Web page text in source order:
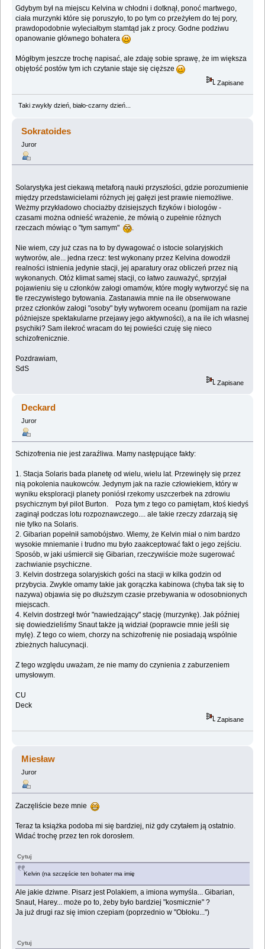
Gdybym był na miejscu Kelvina w chłodni i dotknął, ponoć martwego,
ciała murzynki które się poruszyło, to po tym co przeżyłem do tej pory,
prawdopodobnie wyleciałbym stamtąd jak z procy. Godne podziwu
opanowanie głównego bohatera
Mógłbym jeszcze trochę napisać, ale zdaję sobie sprawę, że im większa
objętość postów tym ich czytanie staje się cięższe
Zapisane
Taki zwykły dzień, biało-czarny dzień...
Sokratoides
Juror
Solarystyka jest ciekawą metaforą nauki przyszłości, gdzie porozumienie
między przedstawicielami różnych jej gałęzi jest prawie niemożliwe.
Weżmy przykładowo chociażby dzisiejszych fizyków i biologów -
czasami można odnieść wrażenie, że mówią o zupełnie różnych
rzeczach mówiąc o "tym samym"
Nie wiem, czy już czas na to by dywagować o istocie solaryjskich
wytworów, ale... jedna rzecz: test wykonany przez Kelvina dowodził
realności istnienia jedynie stacji, jej aparatury oraz obliczeń przez nią
wykonanych. Otóż klimat samej stacji, co łatwo zauważyć, sprzyjał
pojawieniu się u członków załogi omamów, które mogły wytworzyć się na
tle rzeczywistego bytowania. Zastanawia mnie na ile obserwowane
przez członków załogi "osoby" były wytworem oceanu (pomijam na razie
póżniejsze spektakularne przejawy jego aktywności), a na ile ich własnej
psychiki? Sam ilekroć wracam do tej powieści czuję się nieco
schizofrenicznie.
Pozdrawiam,
SdS
Zapisane
Deckard
Juror
Schizofrenia nie jest zaraźliwa. Mamy następujące fakty:
1. Stacja Solaris bada planetę od wielu, wielu lat. Przewinęły się przez
nią pokolenia naukowców. Jedynym jak na razie człowiekiem, który w
wyniku eksploracji planety poniósł rzekomy uszczerbek na zdrowiu
psychicznym był pilot Burton. Poza tym z tego co pamiętam, ktoś kiedyś
zaginął podczas lotu rozpoznawczego.... ale takie rzeczy zdarzają się
nie tylko na Solaris.
2. Gibarian popełnił samobójstwo. Wiemy, że Kelvin miał o nim bardzo
wysokie mniemanie i trudno mu było zaakceptować fakt o jego zejściu.
Sposób, w jaki uśmiercił się Gibarian, rzeczywiście może sugerować
zachwianie psychiczne.
3. Kelvin dostrzega solaryjskich gości na stacji w kilka godzin od
przybycia. Zwykle omamy takie jak gorączka kabinowa (chyba tak się to
nazywa) objawia się po dłuższym czasie przebywania w odosobnionych
miejscach.
4. Kelvin dostrzegł twór "nawiedzający" stację (murzynkę). Jak później
się dowiedzieliśmy Snaut także ją widział (poprawcie mnie jeśli się
mylę). Z tego co wiem, chorzy na schizofrenię nie posiadają wspólnie
zbieżnych halucynacji.
Z tego względu uważam, że nie mamy do czynienia z zaburzeniem
umysłowym.
CU
Deck
Zapisane
Miesław
Juror
Zaczęliście beze mnie
Teraz ta książka podoba mi się bardziej, niż gdy czytałem ją ostatnio.
Widać trochę przez ten rok dorosłem.
Cytuj
Kelvin (na szczęście ten bohater ma imię
Ale jakie dziwne. Pisarz jest Polakiem, a imiona wymyśla... Gibarian,
Snaut, Harey... może po to, żeby było bardziej "kosmicznie" ?
Ja już drugi raz się imion czepiam (poprzednio w "Obłoku...")
Cytuj